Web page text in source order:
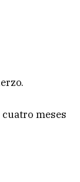
cuatro meses